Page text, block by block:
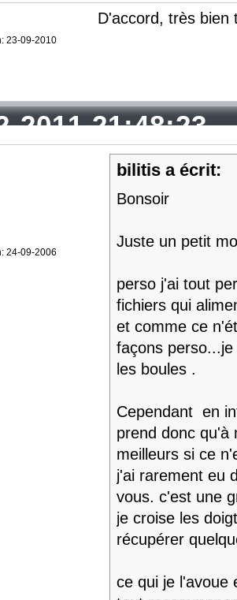
23-09-2010
D'accord, très
2011 21:48:23
24-09-2006
bilitis a écrit:
Bonsoir
Juste un petit
perso j'ai tout
fichiers qui
et comme ce
façons
les boules .
Cependant en
prend donc qu'à
meilleurs si ce
j'ai rarement eu
vous. c'est une
je croise les
récupérer
ce qui je l'avoue